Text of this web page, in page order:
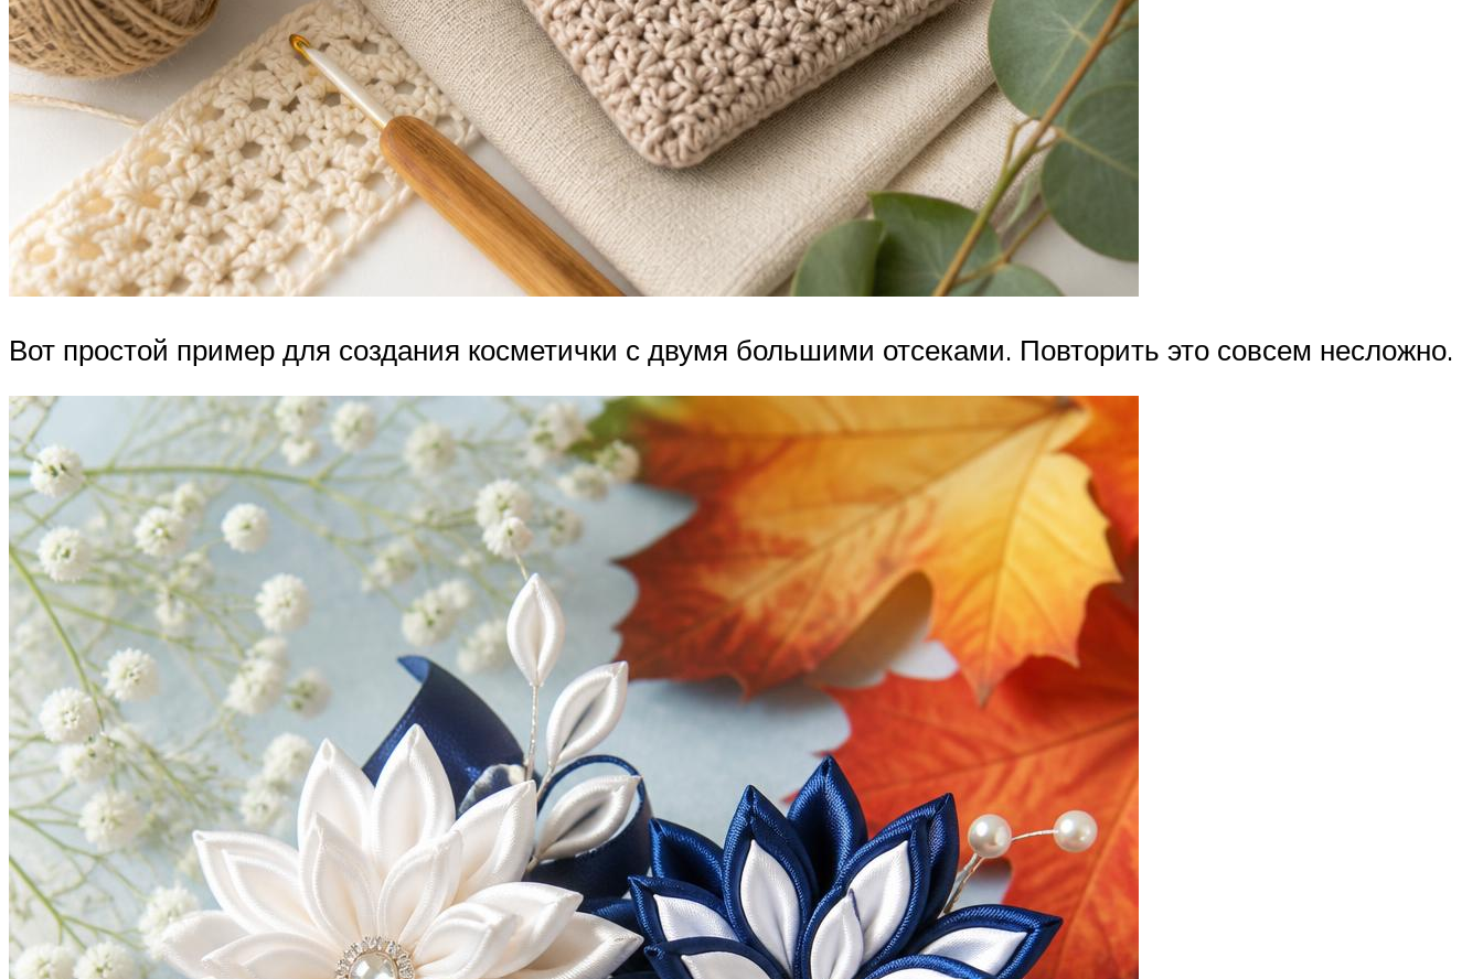
Вот простой пример для создания косметички с двумя большими отсеками. Повторить это совсем несложно.